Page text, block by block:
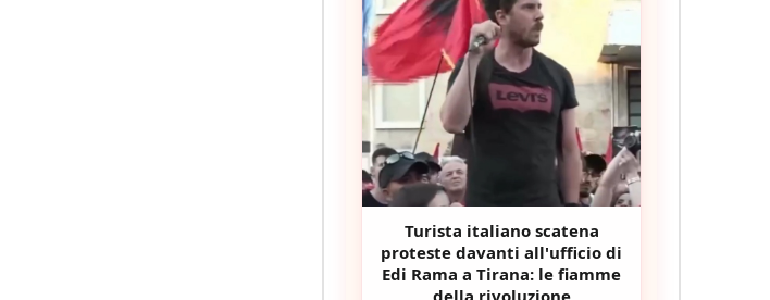
Turista italiano scatena
proteste davanti all'ufficio di
Edi Rama a Tirana: le fiamme